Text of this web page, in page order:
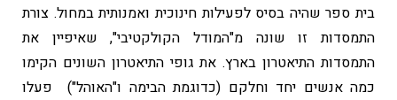
בית ספר שהיה בסיס לפעילות חינוכית ואמנותית במחול. צורת
התמסדות זו שונה מ"המודל הקולקטיבי", שאיפיין את
התמסדות התיאטרון בארץ. את גופי התיאטרון השונים הקימו
כמה אנשים יחד וחלקם (כדוגמת הבימה ו"האוהל") פעלו